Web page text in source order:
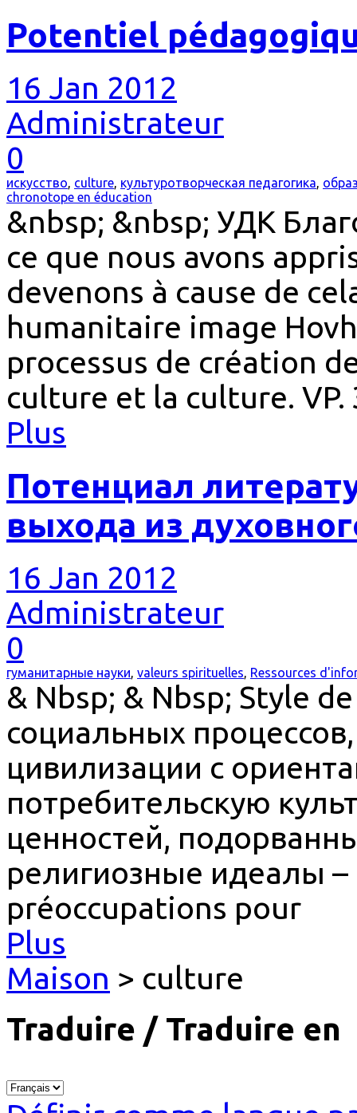
Potentiel
16 Jan 2012
Administrateur
0
искусство, culture, культуротворческая педагогика,
chronotope en éducation
&nbsp; &nbsp; УДК
ce que nous avons
devenons à cause de
humanitaire image
processus de création
culture et la culture. VP.
Plus
Потенциал
выхода из
16 Jan 2012
Administrateur
0
гуманитарные науки, valeurs spirituelles, Ressources
& Nbsp; & Nbsp; Style
социальных
цивилизации с
потребительскую
ценностей,
религиозные идеалы –
préoccupations pour
Plus
Maison > culture
Traduire / Traduire en